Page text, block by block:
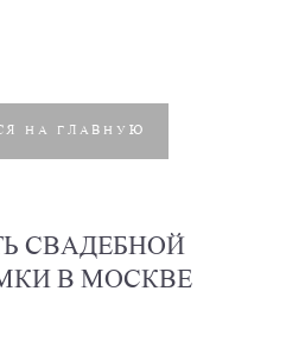
НА ГЛАВНУЮ
СВАДЕБНОЙ
В МОСКВЕ